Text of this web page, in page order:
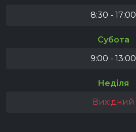
8:30 - 17:00
Субота
9:00 - 13:00
Неділя
Вихідний